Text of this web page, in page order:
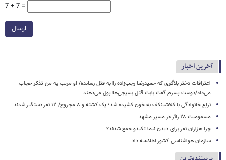
7 + 7 =
ارسال
آخرین اخبار
اعترافات دختر بلاگری که حمیدرضا رجب‌زاده را به قتل رسانده/ او مرتب به من تذکر حجاب
می‌داد/دوست پسرم گفت بابت قتل بسیجی‌ها پول می‌دهند
نزاع خانوادگی با کلاشینکف به خون کشیده شد؛ یک کشته و ۸ مجروح/ ۱۲ نفر دستگیر شدند
مسمومیت ۲۸ زائر در مسیر مشهد
چرا هزاران نفر برای دیدن نیما تکیدو جمع شدند؟
سازمان هواشناسی کشور اطلاعیه داد